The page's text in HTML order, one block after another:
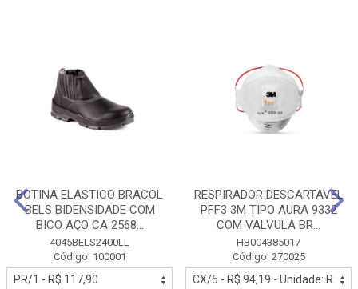
BOTINA ELASTICO BRACOL
BELS BIDENSIDADE COM
BICO AÇO CA 2568...
4045BELS2400LL
Código: 100001
RESPIRADOR DESCARTAVEL
PFF3 3M TIPO AURA 9332
COM VALVULA BR...
HB004385017
Código: 270025